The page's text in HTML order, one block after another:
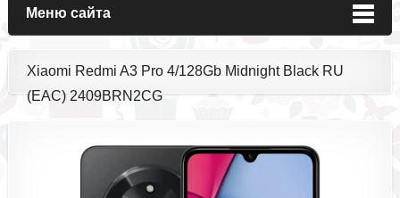
Меню сайта
Xiaomi Redmi A3 Pro 4/128Gb Midnight Black RU
(EAC) 2409BRN2CG